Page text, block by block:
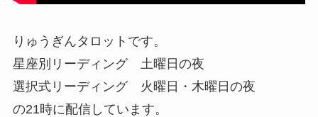
りゅうぎんタロットです。
星座別リーディング 土曜日の夜
選択式リーディング 火曜日・木曜日の夜
の21時に配信しています。